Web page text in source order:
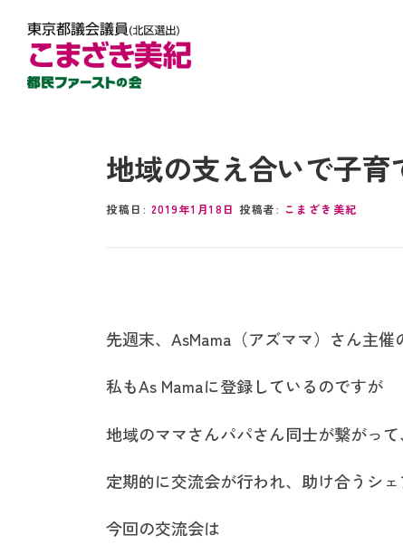
地域の支え合いで子育
投稿日: 2019年1月18日 投稿者: こまざき美紀
先週末、AsMama（アズママ）さん主
私もAs Mamaに登録しているのですが
地域のママさんパパさん同士が繋がっ
定期的に交流会が行われ、助け合うシ
今回の交流会は